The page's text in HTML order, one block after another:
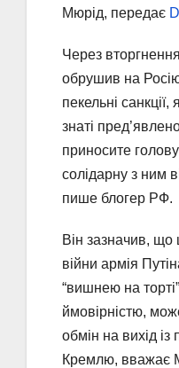
Мюрід, передає
Через
обрушив на
пекельні санкції,
знаті
приносите
солідарну з ним
пише блогер РФ.
Він зазначив,
війни армія
“вишнею на
ймовірністю,
обмін на вихід із
Кремлю, вважає